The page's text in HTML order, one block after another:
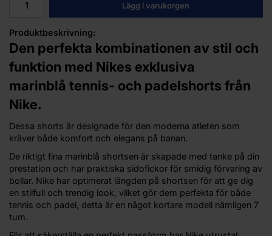
Lägg i varukorgen
Produktbeskrivning:
Den perfekta kombinationen av stil och
funktion med Nikes exklusiva
marinblå tennis- och padelshorts från
Nike.
Dessa shorts är designade för den moderna atleten som
kräver både komfort och elegans på banan.
De riktigt fina marinblå shortsen är skapade med tanke på din
prestation och har praktiska sidofickor för smidig förvaring av
bollar. Nike har optimerat längden på shortsen för att ge dig
en stilfull och trendig look, vilket gör dem perfekta för både
tennis och padel, detta är en något kortare modell nämligen 7
tum.